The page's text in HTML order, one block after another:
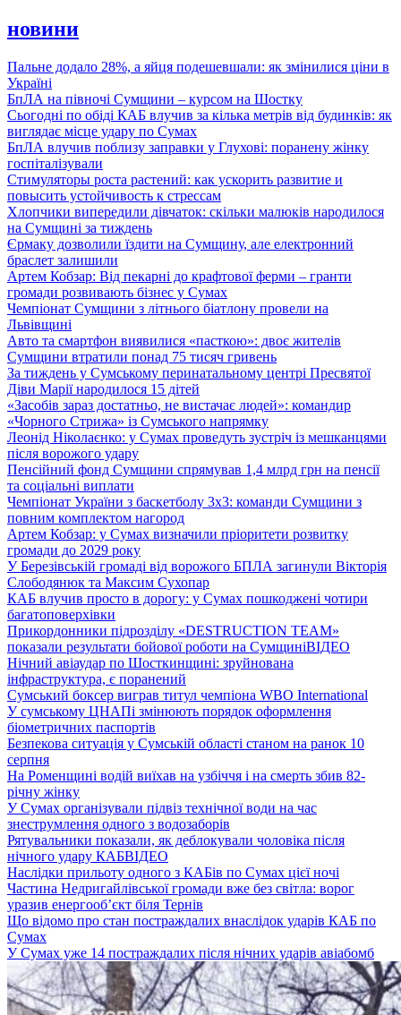
новини
Пальне додало 28%, а яйця подешевшали: як змінилися ціни в
Україні
БпЛА на півночі Сумщини – курсом на Шостку
Сьогодні по обіді КАБ влучив за кілька метрів від будинків: як
виглядає місце удару по Сумах
БпЛА влучив поблизу заправки у Глухові: поранену жінку
госпіталізували
Стимуляторы роста растений: как ускорить развитие и
повысить устойчивость к стрессам
Хлопчики випередили дівчаток: скільки малюків народилося
на Сумщині за тиждень
Єрмаку дозволили їздити на Сумщину, але електронний
браслет залишили
Артем Кобзар: Від пекарні до крафтової ферми – гранти
громади розвивають бізнес у Сумах
Чемпіонат Сумщини з літнього біатлону провели на
Львівщині
Авто та смартфон виявилися «пасткою»: двоє жителів
Сумщини втратили понад 75 тисяч гривень
За тиждень у Сумському перинатальному центрі Пресвятої
Діви Марії народилося 15 дітей
«Засобів зараз достатньо, не вистачає людей»: командир
«Чорного Стрижа» із Сумського напрямку
Леонід Ніколаєнко: у Сумах проведуть зустріч із мешканцями
після ворожого удару
Пенсійний фонд Сумщини спрямував 1,4 млрд грн на пенсії
та соціальні виплати
Чемпіонат України з баскетболу 3х3: команди Сумщини з
повним комплектом нагород
Артем Кобзар: у Сумах визначили пріоритети розвитку
громади до 2029 року
У Березівській громаді від ворожого БПЛА загинули Вікторія
Слободянюк та Максим Сухопар
КАБ влучив просто в дорогу: у Сумах пошкоджені чотири
багатоповерхівки
Прикордонники підрозділу «DESTRUCTION TEAM»
показали результати бойової роботи на СумщиніВІДЕО
Нічний авіаудар по Шосткинщині: зруйнована
інфраструктура, є поранений
Сумський боксер виграв титул чемпіона WBO International
У сумському ЦНАПі змінюють порядок оформлення
біометричних паспортів
Безпекова ситуація у Сумській області станом на ранок 10
серпня
На Роменщині водій виїхав на узбіччя і на смерть збив 82-
річну жінку
У Сумах організували підвіз технічної води на час
знеструмлення одного з водозаборів
Рятувальники показали, як деблокували чоловіка після
нічного удару КАБВІДЕО
Наслідки прильоту одного з КАБів по Сумах цієї ночі
Частина Недригайлівської громади вже без світла: ворог
уразив енергооб’єкт біля Тернів
Що відомо про стан постраждалих внаслідок ударів КАБ по
Сумах
У Сумах уже 14 постраждалих після нічних ударів авіабомб